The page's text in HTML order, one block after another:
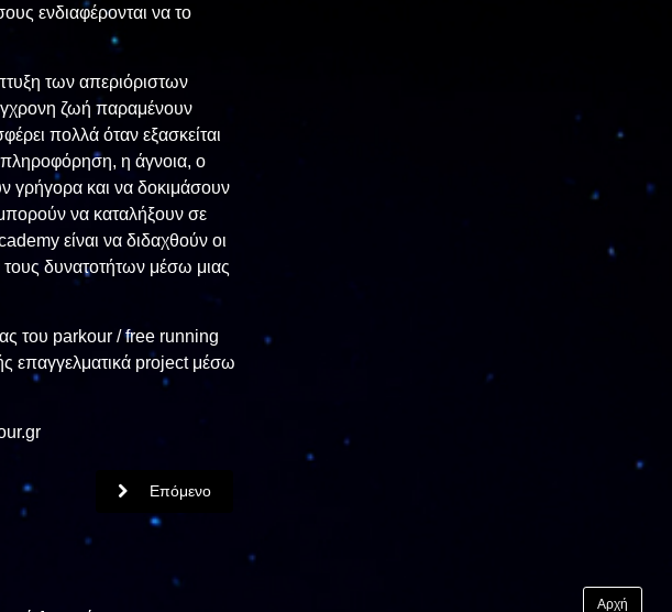
ενδιαφέρονται να το
των απεριόριστων
ζωή παραμένουν
πολλά όταν εξασκείται
η άγνοια, ο
γρήγορα και να δοκιμάσουν
να καταλήξουν σε
είναι να διδαχθούν οι
δυνατοτήτων μέσω μιας
του parkour / free running
επαγγελματικά project μέσω
Επόμενο
Αρχή